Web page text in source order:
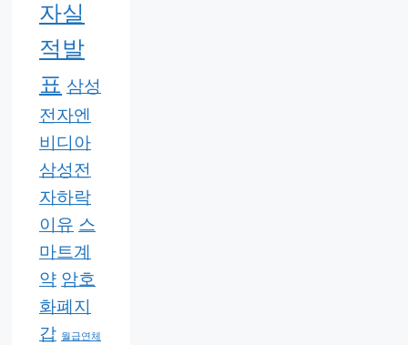
자실
적발
표 삼성
전자엔
비디아
삼성전
자하락
이유 스
마트계
약 암호
화폐지
갑 월급연체